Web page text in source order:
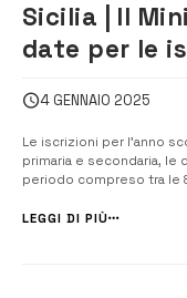
Sicilia | Il
date per le
4 GENNAIO 2025
Le iscrizioni per l’anno
primaria e secondaria,
periodo compreso tra le
rideterminato le date
LEGGI DI PIÙ